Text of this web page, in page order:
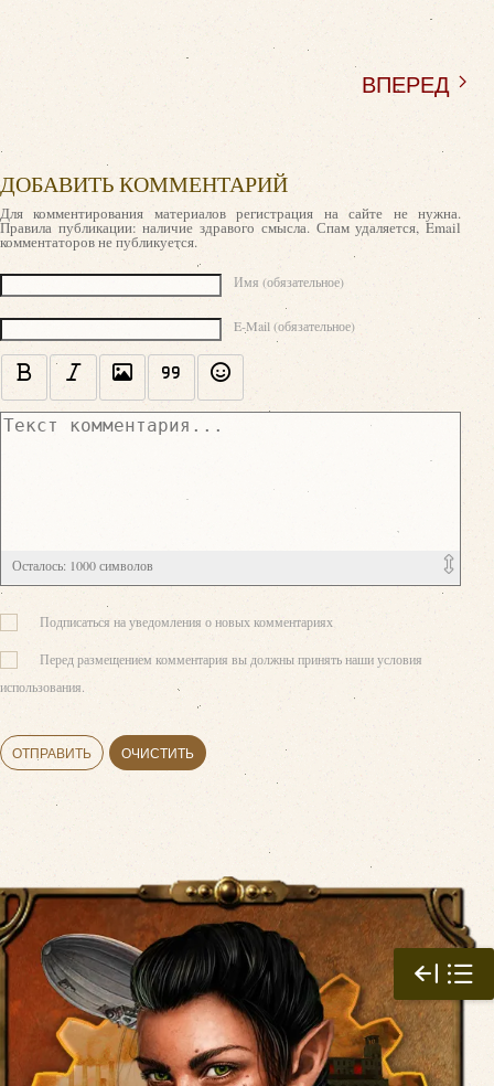
ВПЕРЕД
ДОБАВИТЬ КОММЕНТАРИЙ
Для комментирования материалов регистрация на сайте не нужна.
Правила публикации: наличие здравого смысла. Спам удаляется, Email
комментаторов не публикуется.
Имя (обязательное)
E-Mail (обязательное)
Текст комментария
Осталось: 1000символов
Подписаться на уведомления о новых комментариях
Перед размещением комментария вы должны принять наши условия
использования.
ОТПРАВИТЬ ОЧИСТИТЬ